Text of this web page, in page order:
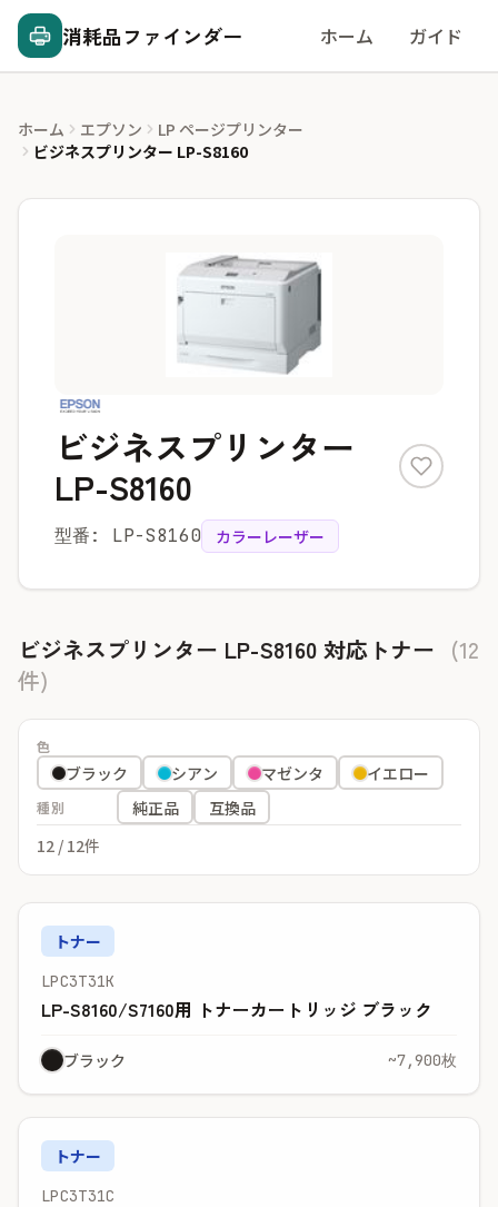
消耗品ファインダー ホーム ガイド
ホーム エプソン
LP ページプリンター
ビジネスプリンター LP-S8160
ビジネスプリンター
LP-S8160
型番: LP-S8160 カラーレーザー
ビジネスプリンター LP-S8160 対応トナー (12
件)
色
ブラック シアン マゼンタ イエロー
種別 純正品
互換品
12 / 12件
トナー
LPC3T31K
LP-S8160/S7160用 トナーカートリッジ ブラック
ブラック ~7,900枚
トナー
LPC3T31C